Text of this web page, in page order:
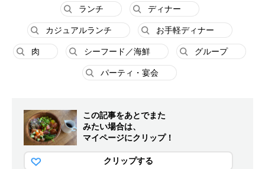
ランチ ディナー
カジュアルランチ お手軽ディナー
肉 シーフード／海鮮 グループ
パーティ・宴会
この記事をあとでまた
みたい場合は、
マイページにクリップ！
クリップする